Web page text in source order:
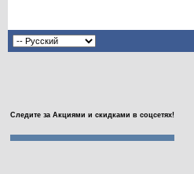
Следите за Акциями и скидками в соцсетях!